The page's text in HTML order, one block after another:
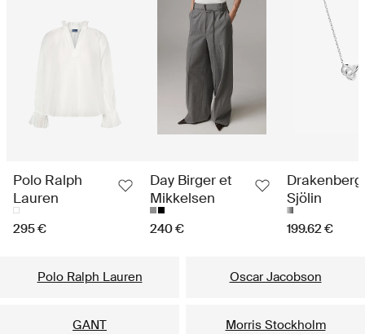
Polo Ralph
Lauren
295 €
Day Birger et
Mikkelsen
240 €
Drakenberg
Sjölin
199.62 €
Polo Ralph Lauren Oscar Jacobson
GANT Morris Stockholm